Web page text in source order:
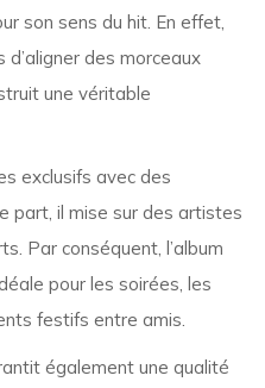
son sens du hit. En effet,
des morceaux
une véritable
exclusifs avec des
part, il mise sur des artistes
Par conséquent, l’album
pour les soirées, les
festifs entre amis.
également une qualité